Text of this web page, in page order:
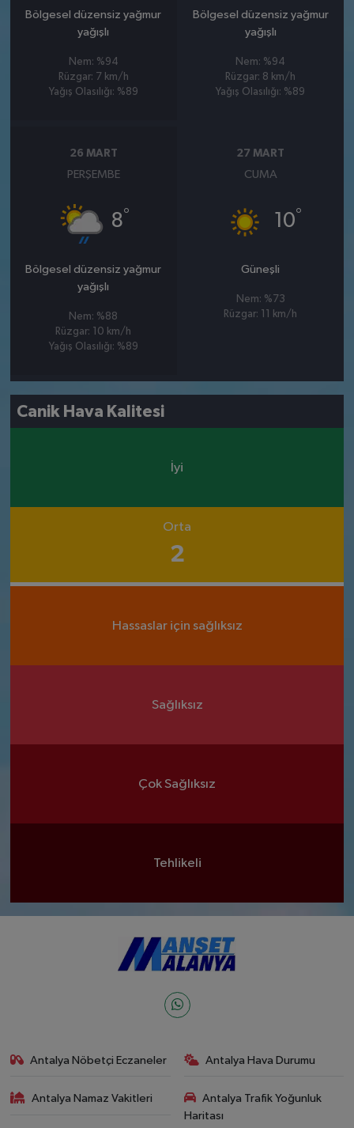
Bölgesel düzensiz yağmur
yağışlı
Nem: %94
Rüzgar: 7 km/h
Yağış Olasılığı: %89
Bölgesel düzensiz yağmur
yağışlı
Nem: %94
Rüzgar: 8 km/h
Yağış Olasılığı: %89
26 MART
PERŞEMBE
8°
Bölgesel düzensiz yağmur
yağışlı
Nem: %88
Rüzgar: 10 km/h
Yağış Olasılığı: %89
27 MART
CUMA
10°
Güneşli
Nem: %73
Rüzgar: 11 km/h
Canik Hava Kalitesi
İyi
Orta
2
Hassaslar için sağlıksız
Sağlıksız
Çok Sağlıksız
Tehlikeli
Antalya Nöbetçi Eczaneler Antalya Hava Durumu
Antalya Namaz Vakitleri
Antalya Trafik Yoğunluk
Haritası